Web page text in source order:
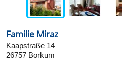
Familie Miraz
Kaapstraße 14
26757 Borkum